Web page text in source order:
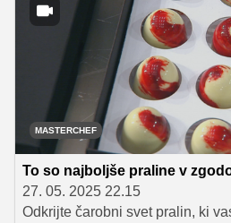
zasluženo priborila mesto na
očarala s tuninim steakom. Za
za pokal na tej točki končal. Ne
vrhunske jedi!
MASTERCHEF
To so najboljše praline v
27. 05. 2025 22.15
Odkrijte čarobni svet pralin, ki